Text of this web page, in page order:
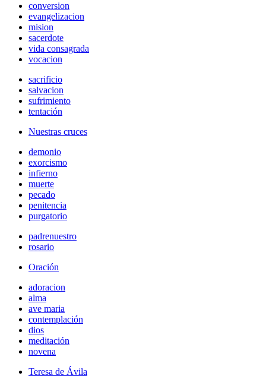
conversion
evangelizacion
mision
sacerdote
vida consagrada
vocacion
sacrificio
salvacion
sufrimiento
tentación
Nuestras cruces
demonio
exorcismo
infierno
muerte
pecado
penitencia
purgatorio
padrenuestro
rosario
Oración
adoracion
alma
ave maria
contemplación
dios
meditación
novena
Teresa de Ávila